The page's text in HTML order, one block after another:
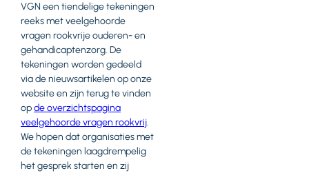
VGN een tiendelige tekeningen
reeks met veelgehoorde
vragen rookvrije ouderen- en
gehandicaptenzorg. De
tekeningen worden gedeeld
via de nieuwsartikelen op onze
website en zijn terug te vinden
opde overzichtspagina
veelgehoorde vragen rookvrij.
We hopen dat organisaties met
de tekeningen laagdrempelig
het gesprek starten en zij